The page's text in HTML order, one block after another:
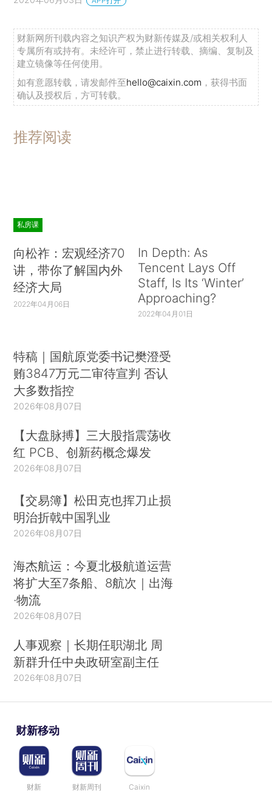
财新网所刊载内容之知识产权为财新传媒及/或相关权利人
专属所有或持有。未经许可，禁止进行转载、摘编、复制及
建立镜像等任何使用。
如有意愿转载，请发邮件至hello@caixin.com ，获得书面
确认及授权后，方可转载。
推荐阅读
私房课
向松祚：宏观经济70
讲，带你了解国内外
经济大局
2022年04月06日
In Depth: As
Tencent Lays Off
Staff, Is Its ‘Winter’
Approaching?
2022年04月01日
特稿｜国航原党委书记樊澄受
贿3847万元二审待宣判 否认
大多数指控
2026年08月07日
【大盘脉搏】三大股指震荡收
红 PCB、创新药概念爆发
2026年08月07日
【交易簿】松田克也挥刀止损
明治折戟中国乳业
2026年08月07日
海杰航运：今夏北极航道运营
将扩大至7条船、8航次｜出海
·物流
2026年08月07日
人事观察｜长期任职湖北 周
新群升任中央政研室副主任
2026年08月07日
财新移动
财新 财新周刊 Caixin